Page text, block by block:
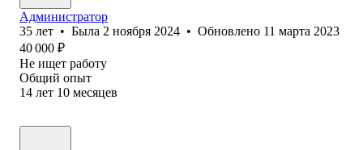
Администратор
35 лет • Была 2 ноября 2024 • Обновлено 11 марта 2023
40 000 ₽
Не ищет работу
Общий опыт
14 лет 10 месяцев